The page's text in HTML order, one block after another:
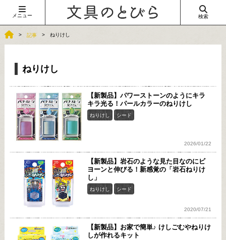
メニュー 検索
記事 ねりけし
ねりけし
【新製品】パワーストーンのようにキラ
キラ光る！パールカラーのねりけし
ねりけし シード
2026/01/22
【新製品】岩石のような見た目なのにビ
ヨーンと伸びる！新感覚の「岩石ねりけ
し」
ねりけし シード
2020/07/21
【新製品】お家で簡単♪ けしごむやねりけ
しが作れるキット